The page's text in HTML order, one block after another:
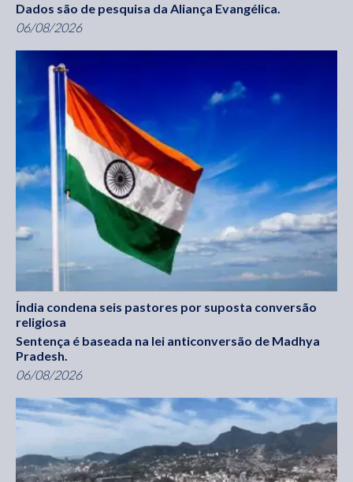
Dados são de pesquisa da Aliança Evangélica.
06/08/2026
Índia condena seis pastores por suposta conversão
religiosa
Sentença é baseada na lei anticonversão de Madhya
Pradesh.
06/08/2026